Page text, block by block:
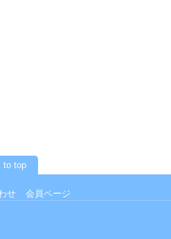
to top
せ 会員ページ